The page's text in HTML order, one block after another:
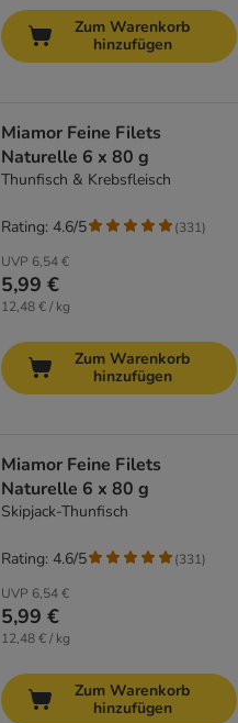
Zum Warenkorb
hinzufügen
Miamor Feine Filets
Naturelle 6 x 80 g
Thunfisch & Krebsfleisch
UVP 6,54 €
5,99 €
12,48 € / kg
Rating: 4.6/5 (331)
Zum Warenkorb
hinzufügen
Miamor Feine Filets
Naturelle 6 x 80 g
Skipjack-Thunfisch
UVP 6,54 €
5,99 €
12,48 € / kg
Rating: 4.6/5 (331)
Zum Warenkorb
hinzufügen